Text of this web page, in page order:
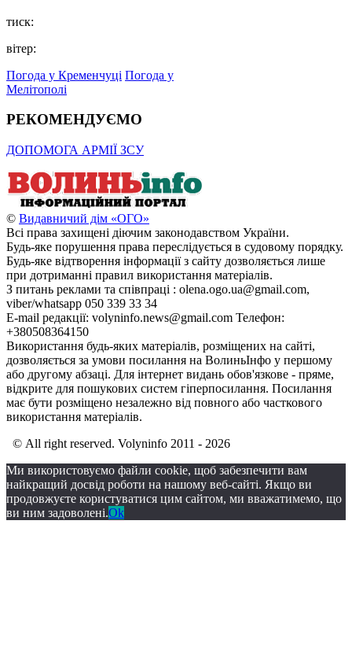
тиск:
вітер:
Погода у Кременчуці Погода у
Мелітополі
РЕКОМЕНДУЄМО
ДОПОМОГА АРМІЇ ЗСУ
© Видавничий дім «ОГО»
Всі права захищені діючим законодавством України.
Будь-яке порушення права переслідується в судовому порядку.
Будь-яке відтворення інформації з сайту дозволяється лише
при дотриманні правил використання матеріалів.
З питань реклами та співпраці : olena.ogo.ua@gmail.com,
viber/whatsapp 050 339 33 34
E-mail редакції: volyninfo.news@gmail.com Телефон:
+380508364150
Використання будь-яких матеріалів, розміщених на сайті,
дозволяється за умови посилання на ВолиньІнфо у першому
або другому абзаці. Для інтернет видань обов'язкове - пряме,
відкрите для пошукових систем гіперпосилання. Посилання
має бути розміщено незалежно від повного або часткового
використання матеріалів.
© All right reserved. Volyninfo 2011 - 2026
Ми використовуємо файли cookie, щоб забезпечити вам
найкращий досвід роботи на нашому веб-сайті. Якщо ви
продовжуєте користуватися цим сайтом, ми вважатимемо, що
ви ним задоволені.Ok